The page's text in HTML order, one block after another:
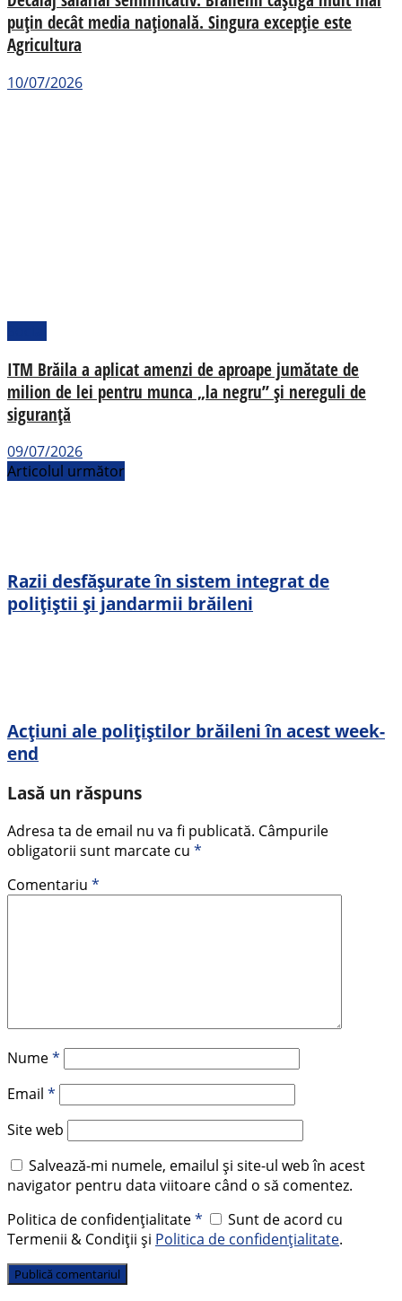
puțin decât media națională. Singura excepție este
Agricultura
10/07/2026
ITM Brăila a aplicat amenzi de aproape jumătate de
milion de lei pentru munca „la negru” și nereguli de
siguranță
09/07/2026
Articolul următor
Razii desfășurate în sistem integrat de
polițiștii și jandarmii brăileni
Acțiuni ale polițiștilor brăileni în acest week-
end
Lasă un răspuns
Adresa ta de email nu va fi publicată. Câmpurile
obligatorii sunt marcate cu *
Comentariu *
Nume*
Email *
Site web
Salvează-mi numele, emailul și site-ul web în acest
navigator pentru data viitoare când o să comentez.
Politica de confidențialitate*
Sunt de acord cu
Termenii & Condiții și Politica de confidențialitate.